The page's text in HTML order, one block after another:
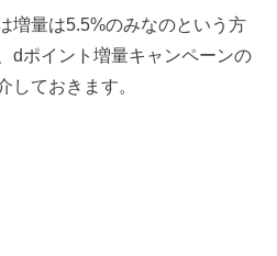
増量は5.5%のみなのという方
dポイント増量キャンペーンの
しておきます。